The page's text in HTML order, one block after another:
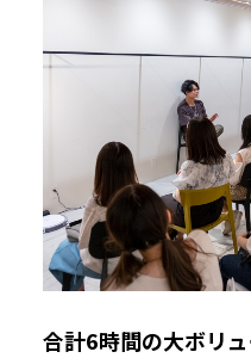
合計6時間の大ボリュ